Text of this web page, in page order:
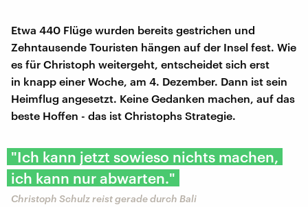
Etwa 440 Flüge wurden bereits gestrichen und
Zehntausende Touristen hängen auf der Insel fest. Wie
es für Christoph weitergeht, entscheidet sich erst
in knapp einer Woche, am 4. Dezember. Dann ist sein
Heimflug angesetzt. Keine Gedanken machen, auf das
beste Hoffen - das ist Christophs Strategie.
"Ich kann jetzt sowieso nichts machen,
ich kann nur abwarten."
Christoph Schulz reist gerade durch Bali